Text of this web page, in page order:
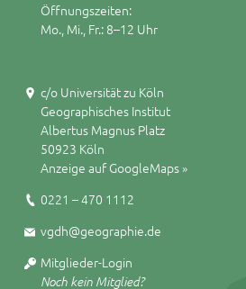
Öffnungszeiten:
Mo., Mi., Fr.: 8–12 Uhr
c/o Universität zu Köln
Geographisches Institut
Albertus Magnus Platz
50923 Köln
Anzeige auf GoogleMaps »
0221 – 470 1112
vgdh@geographie.de
Mitglieder-Login
Noch kein Mitglied?